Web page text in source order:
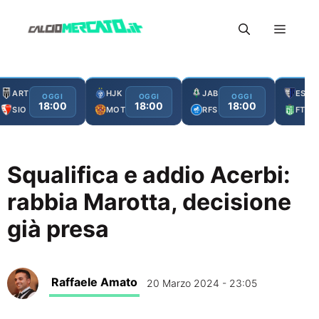
Menu
ART
SIO
OGGI
18:00
HJK
MOT
OGGI
18:00
JAB
RFS
OGGI
18:00
ESC
FTA
Squalifica e addio Acerbi:
rabbia Marotta, decisione
già presa
Raffaele Amato 20 Marzo 2024 - 23:05